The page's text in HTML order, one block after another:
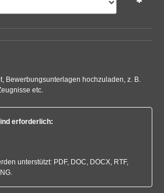
Bewerbungsunterlagen hochzuladen, z. B.
etc.
erforderlich:
unterstützt: PDF, DOC, DOCX, RTF,